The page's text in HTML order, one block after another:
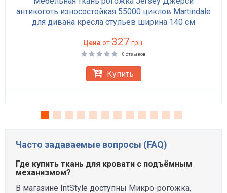
антикоготь износостойкая 55000 циклов Martindale
для дивана кресла стульев ширина 140 см
Цена от 327 грн.
0 отзывов
Купить
Часто задаваемые вопросы (FAQ)
Где купить ткань для кровати с подъёмным
механизмом?
В магазине IntStyle доступны Микро-рогожка,